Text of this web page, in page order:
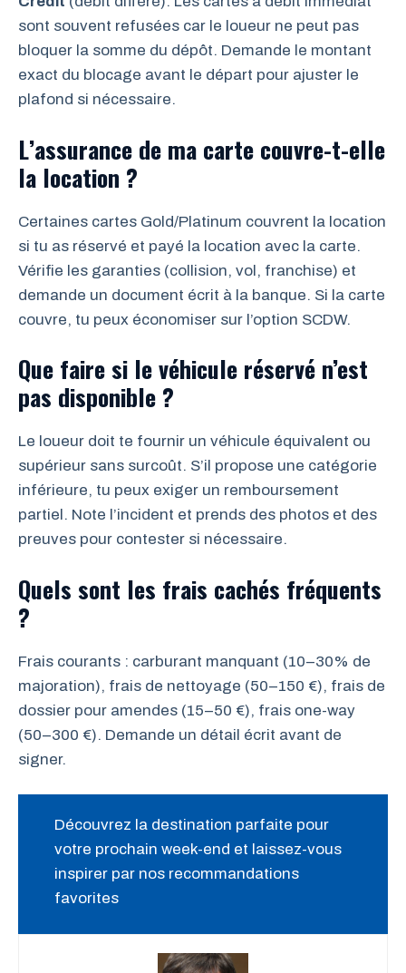
sont souvent refusées car le loueur ne peut pas
bloquer la somme du dépôt. Demande le montant
exact du blocage avant le départ pour ajuster le
plafond si nécessaire.
L’assurance de ma carte couvre-t-elle
la location ?
Certaines cartes Gold/Platinum couvrent la location
si tu as réservé et payé la location avec la carte.
Vérifie les garanties (collision, vol, franchise) et
demande un document écrit à la banque. Si la carte
couvre, tu peux économiser sur l’option SCDW.
Que faire si le véhicule réservé n’est
pas disponible ?
Le loueur doit te fournir un véhicule équivalent ou
supérieur sans surcoût. S’il propose une catégorie
inférieure, tu peux exiger un remboursement
partiel. Note l’incident et prends des photos et des
preuves pour contester si nécessaire.
Quels sont les frais cachés fréquents
?
Frais courants : carburant manquant (10–30% de
majoration), frais de nettoyage (50–150 €), frais de
dossier pour amendes (15–50 €), frais one-way
(50–300 €). Demande un détail écrit avant de
signer.
Découvrez la destination parfaite pour
votre prochain week-end et laissez-vous
inspirer par nos recommandations
favorites